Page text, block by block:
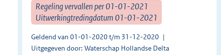
Regeling vervallen per 01-01-2021
Uitwerkingtredingdatum 01-01-2021
Geldend van 01-01-2020 t/m 31-12-2020
Uitgegeven door: Waterschap Hollandse Delta